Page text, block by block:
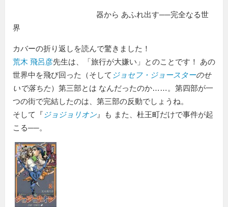
器から あふれ出す──完全なる世
界
カバーの折り返しを読んで驚きました！
荒木 飛呂彦先生は、 旅行が大嫌い
とのことです！ あの
世界中を飛び回った（そして ジョセフ・ジョースターのせ
いで落ちた）第三部とは なんだったのか……。第四部が一
つの街で完結したのは、第三部の反動でしょうね。
そして『 ジョジョリオン』も また、杜王町だけで事件が起
こる──。